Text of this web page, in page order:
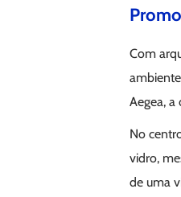
Com
Aegea,
No
vidro,
de uma